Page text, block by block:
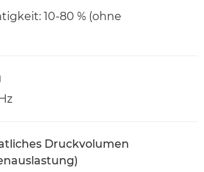
10-80 % (ohne
Druckvolumen